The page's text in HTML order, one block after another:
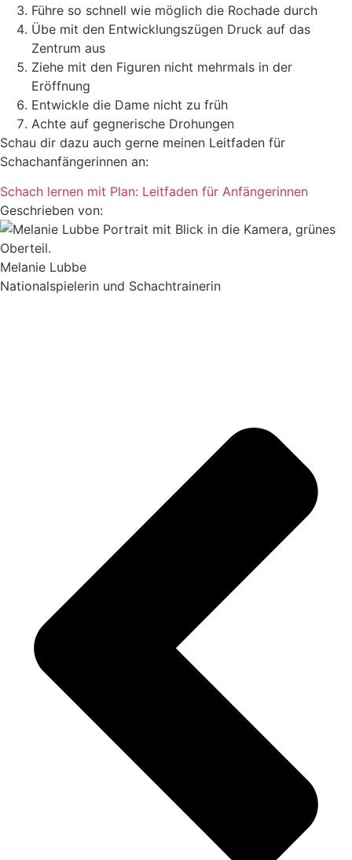
Führe so schnell wie möglich die Rochade durch
Übe mit den Entwicklungszügen Druck auf das
Zentrum aus
Ziehe mit den Figuren nicht mehrmals in der
Eröffnung
Entwickle die Dame nicht zu früh
Achte auf gegnerische Drohungen
Schau dir dazu auch gerne meinen Leitfaden für
Schachanfängerinnen an:
Schach lernen mit Plan: Leitfaden für Anfängerinnen
Geschrieben von:
Melanie Lubbe
Nationalspielerin und Schachtrainerin